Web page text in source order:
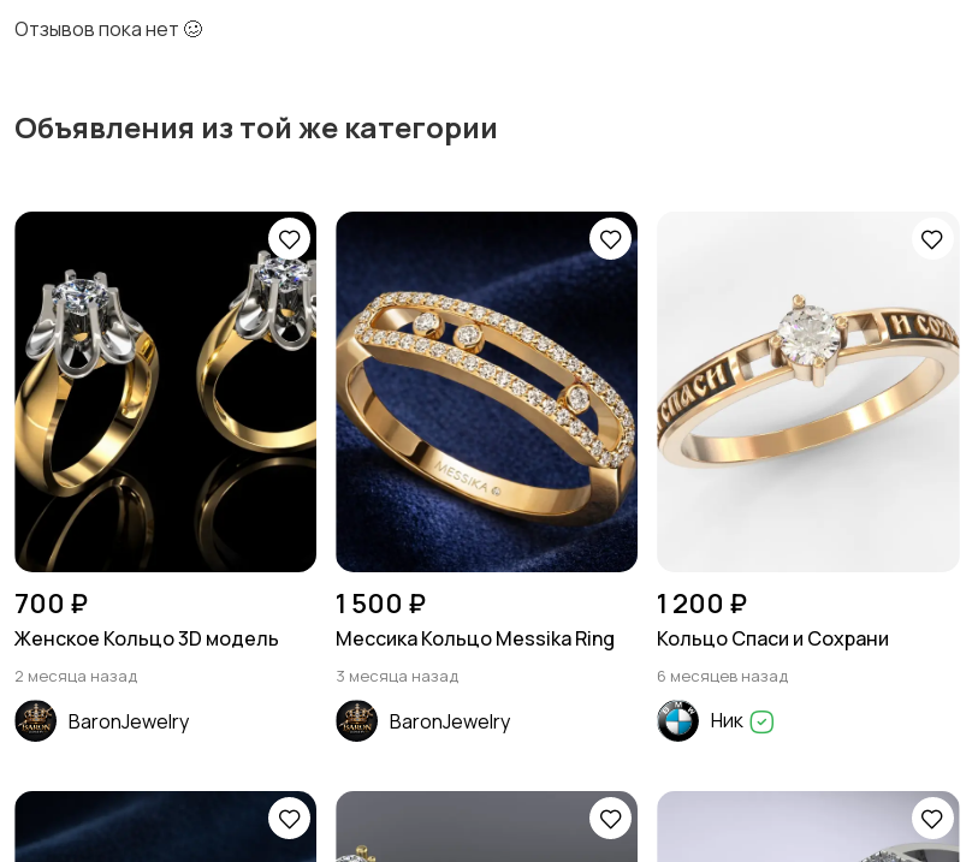
Отзывов пока нет 🥴
Объявления из той же категории
700 ₽
Женское Кольцо 3D модель
2 месяца назад
BaronJewelry
1 500 ₽
Мессика Кольцо Messika Ring
3 месяца назад
BaronJewelry
1 200 ₽
Кольцо Спаси и Сохрани
6 месяцев назад
Ник